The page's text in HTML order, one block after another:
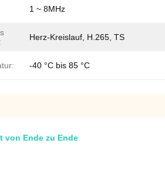
1 ~ 8MHz
Herz-Kreislauf, H.265, TS
-40 °C bis 85 °C
von Ende zu Ende